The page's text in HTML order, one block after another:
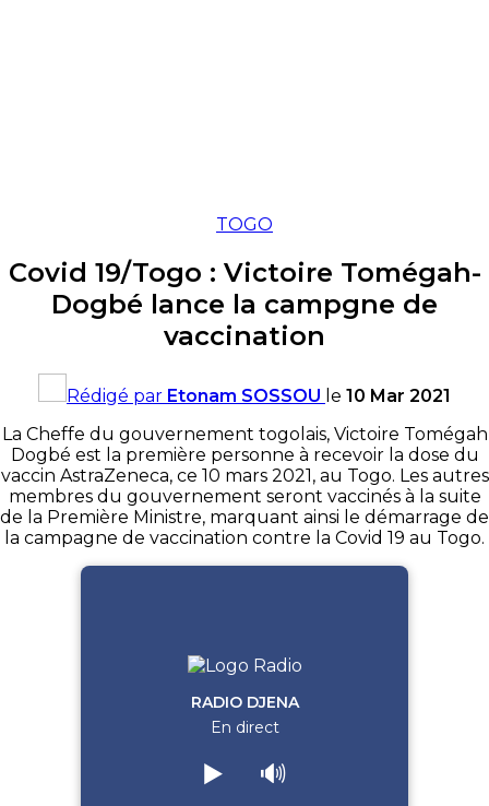
TOGO
Covid 19/Togo : Victoire Tomégah-
Dogbé lance la campgne de
vaccination
Rédigé par Etonam SOSSOU le 10 Mar 2021
La Cheffe du gouvernement togolais, Victoire Tomégah
Dogbé est la première personne à recevoir la dose du
vaccin AstraZeneca, ce 10 mars 2021, au Togo. Les autres
membres du gouvernement seront vaccinés à la suite
de la Première Ministre, marquant ainsi le démarrage de
la campagne de vaccination contre la Covid 19 au Togo.
RADIO DJENA
En direct
▶️ 🔊